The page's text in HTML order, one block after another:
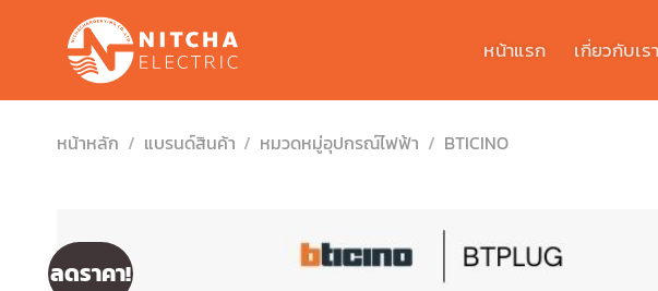
หน้าแรก เกี่ยวกับเรา
หน้าหลัก / แบรนด์สินค้า / หมวดหมู่อุปกรณ์ไฟฟ้า / BTICINO
ลดราคา!